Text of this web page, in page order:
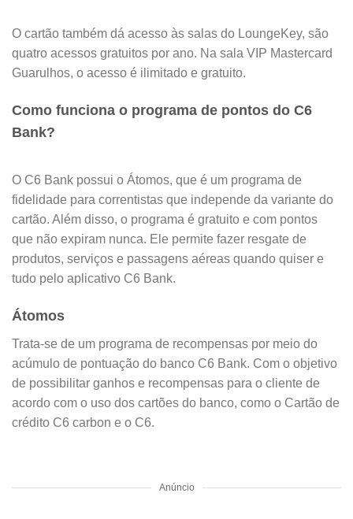
O cartão também dá acesso às salas do LoungeKey, são
quatro acessos gratuitos por ano. Na sala VIP Mastercard
Guarulhos, o acesso é ilimitado e gratuito.
Como funciona o programa de pontos do C6
Bank?
O C6 Bank possui o Átomos, que é um programa de
fidelidade para correntistas que independe da variante do
cartão. Além disso, o programa é gratuito e com pontos
que não expiram nunca. Ele permite fazer resgate de
produtos, serviços e passagens aéreas quando quiser e
tudo pelo aplicativo C6 Bank.
Átomos
Trata-se de um programa de recompensas por meio do
acúmulo de pontuação do banco C6 Bank. Com o objetivo
de possibilitar ganhos e recompensas para o cliente de
acordo com o uso dos cartões do banco, como o Cartão de
crédito C6 carbon e o C6.
Anúncio